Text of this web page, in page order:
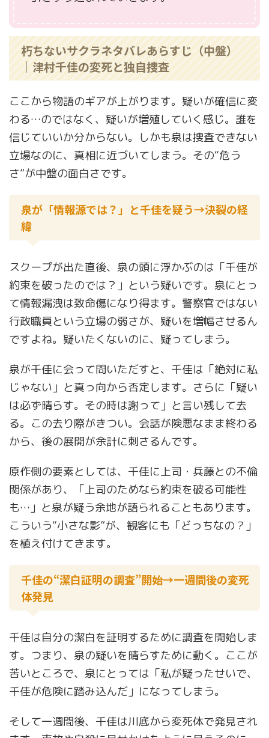
朽ちないサクラネタバレあらすじ（中盤）
｜津村千佳の変死と独自捜査
ここから物語のギアが上がります。疑いが確信に変
わる…のではなく、疑いが増殖していく感じ。誰を
信じていいか分からない。しかも泉は捜査できない
立場なのに、真相に近づいてしまう。その“危う
さ”が中盤の面白さです。
泉が「情報源では？」と千佳を疑う→決裂の経
緯
スクープが出た直後、泉の頭に浮かぶのは「千佳が
約束を破ったのでは？」という疑いです。泉にとっ
て情報漏洩は致命傷になり得ます。警察官ではない
行政職員という立場の弱さが、疑いを増幅させるん
ですよね。疑いたくないのに、疑ってしまう。
泉が千佳に会って問いただすと、千佳は「絶対に私
じゃない」と真っ向から否定します。さらに「疑い
は必ず晴らす。その時は謝って」と言い残して去
る。この去り際がきつい。会話が険悪なまま終わる
から、後の展開が余計に刺さるんです。
原作側の要素としては、千佳に上司・兵藤との不倫
関係があり、「上司のためなら約束を破る可能性
も…」と泉が疑う余地が語られることもあります。
こういう“小さな影”が、観客にも「どっちなの？」
を植え付けてきます。
千佳の“潔白証明の調査”開始→一週間後の変死
体発見
千佳は自分の潔白を証明するために調査を開始しま
す。つまり、泉の疑いを晴らすために動く。ここが
苦いところで、泉にとっては「私が疑ったせいで、
千佳が危険に踏み込んだ」になってしまう。
そして一週間後、千佳は川底から変死体で発見され